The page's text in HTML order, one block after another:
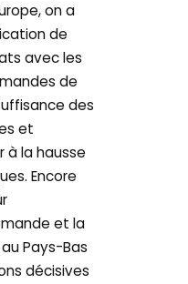
on a
de
avec les
de
des
et
à la hausse
Encore
et la
Pays-Bas
décisives